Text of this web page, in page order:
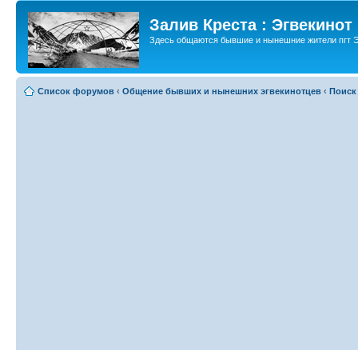
Залив Креста : Эгвекинот
Здесь общаются бывшие и нынешние жители пгт
Список форумов ‹ Общение бывших и нынешних эгвекинотцев ‹ Поиск